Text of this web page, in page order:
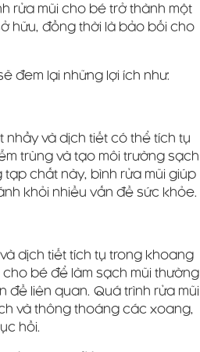
rửa mũi cho bé trở thành một
hữu, đồng thời là bảo bối cho
đem lại những lợi ích như:
và dịch tiết có thể tích tụ
trùng và tạo môi trường sạch
chất này, bình rửa mũi giúp
khỏi nhiều vấn đề sức khỏe.
dịch tiết tích tụ trong khoang
bé để làm sạch mũi thường
đề liên quan. Quá trình rửa mũi
và thông thoáng các xoang,
hồi.